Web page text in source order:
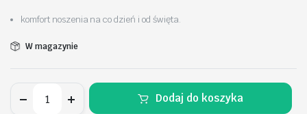
komfort noszenia na co dzień i od święta.
W magazynie
Męski
Dodaj do koszyka